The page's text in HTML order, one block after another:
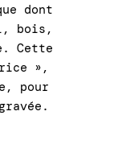
dont
bois,
Cette
»,
pour